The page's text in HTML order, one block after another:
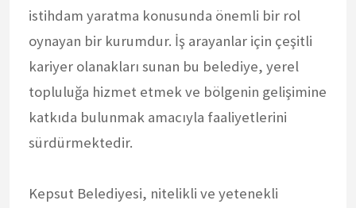
istihdam yaratma konusunda önemli bir rol
oynayan bir kurumdur. İş arayanlar için çeşitli
kariyer olanakları sunan bu belediye, yerel
topluluğa hizmet etmek ve bölgenin gelişimine
katkıda bulunmak amacıyla faaliyetlerini
sürdürmektedir.
Kepsut Belediyesi, nitelikli ve yetenekli